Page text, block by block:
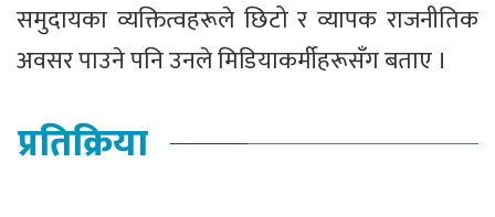
समुदायका व्यक्तित्वहरूले छिटो र व्यापक राजनीतिक
अवसर पाउने पनि उनले मिडियाकर्मीहरूसँग बताए ।
प्रतिक्रिया